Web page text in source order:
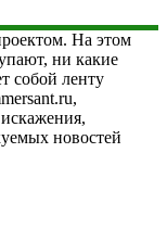
На этом
ни какие
собой ленту
новостей